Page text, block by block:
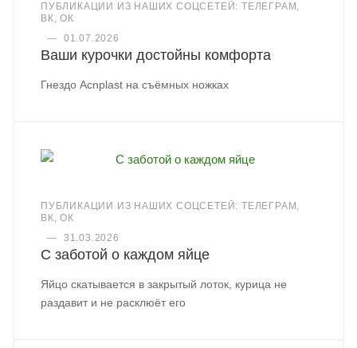
ПУБЛИКАЦИИ ИЗ НАШИХ СОЦСЕТЕЙ: ТЕЛЕГРАМ,
ВК, ОК
—
01.07.2026
Ваши курочки достойны комфорта
Гнездо Acnplast на съёмных ножках
ПУБЛИКАЦИИ ИЗ НАШИХ СОЦСЕТЕЙ: ТЕЛЕГРАМ,
ВК, ОК
—
31.03.2026
С заботой о каждом яйце
Яйцо скатывается в закрытый лоток, курица не
раздавит и не расклюёт его